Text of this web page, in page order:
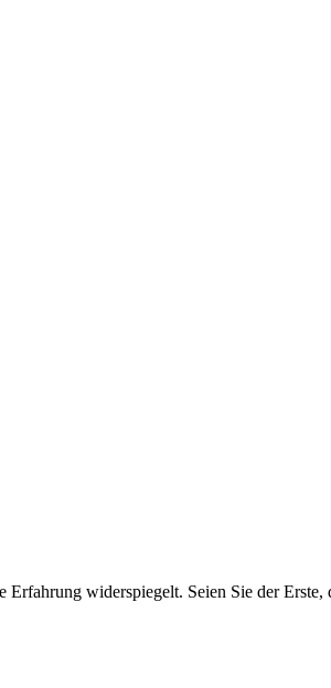
widerspiegelt. Seien Sie der